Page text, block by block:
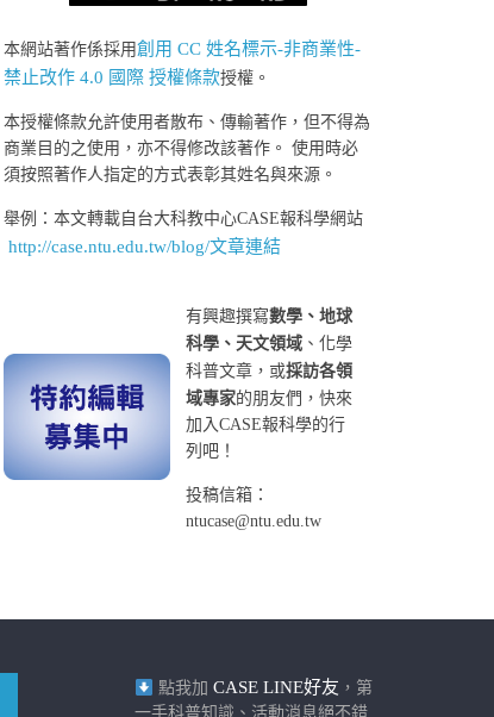
本網站著作係採用創用 CC 姓名標示-非商業性-
禁止改作 4.0 國際 授權條款授權。
本授權條款允許使用者散布、傳輸著作，但不得為
商業目的之使用，亦不得修改該著作。 使用時必
須按照著作人指定的方式表彰其姓名與來源。
舉例：本文轉載自台大科教中心CASE報科學網站
http://case.ntu.edu.tw/blog/文章連結
有興趣撰寫數學、地球
科學、天文領域 、化學
科普文章，或採訪各領
域專家的朋友們，快來
加入CASE報科學的行
列吧！
投稿信箱：
ntucase@ntu.edu.tw
點我加 CASE LINE好友 ，第
一手科普知識、活動消息絕不錯